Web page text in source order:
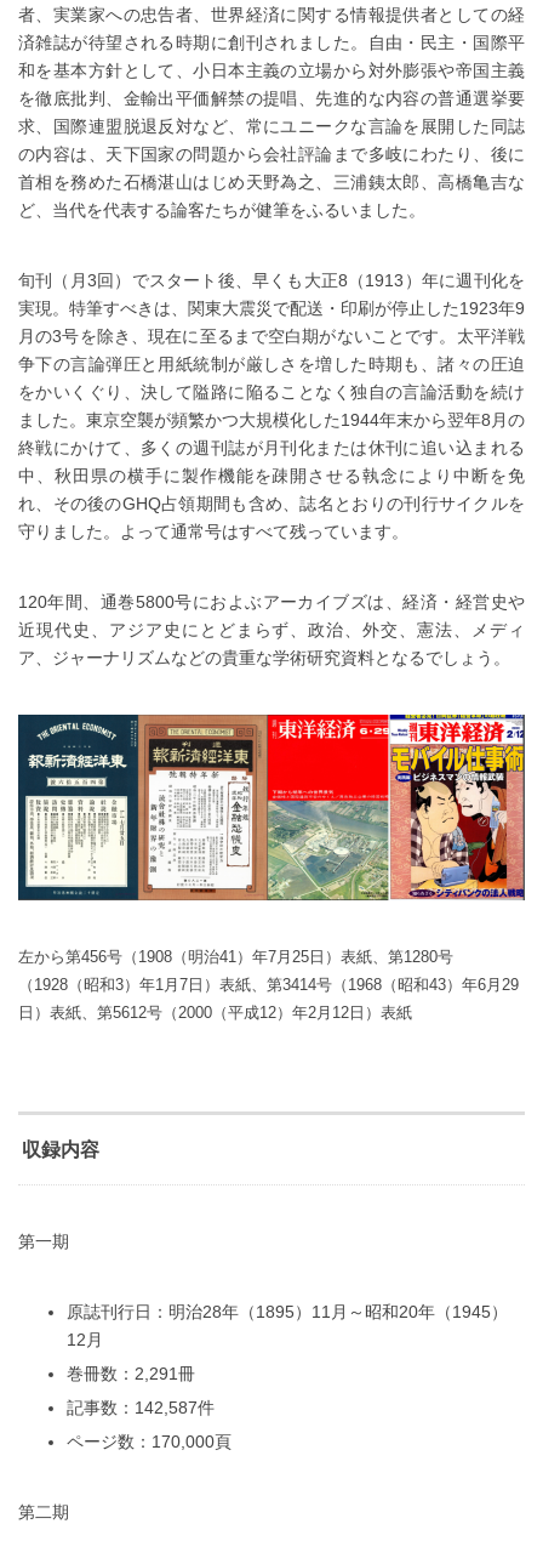
者、実業家への忠告者、世界経済に関する情報提供者としての経
済雑誌が待望される時期に創刊されました。自由・民主・国際平
和を基本方針として、小日本主義の立場から対外膨張や帝国主義
を徹底批判、金輸出平価解禁の提唱、先進的な内容の普通選挙要
求、国際連盟脱退反対など、常にユニークな言論を展開した同誌
の内容は、天下国家の問題から会社評論まで多岐にわたり、後に
首相を務めた石橋湛山はじめ天野為之、三浦銕太郎、高橋亀吉な
ど、当代を代表する論客たちが健筆をふるいました。
旬刊（月3回）でスタート後、早くも大正8（1913）年に週刊化を
実現。特筆すべきは、関東大震災で配送・印刷が停止した1923年9
月の3号を除き、現在に至るまで空白期がないことです。太平洋戦
争下の言論弾圧と用紙統制が厳しさを増した時期も、諸々の圧迫
をかいくぐり、決して隘路に陥ることなく独自の言論活動を続け
ました。東京空襲が頻繁かつ大規模化した1944年末から翌年8月の
終戦にかけて、多くの週刊誌が月刊化または休刊に追い込まれる
中、秋田県の横手に製作機能を疎開させる執念により中断を免
れ、その後のGHQ占領期間も含め、誌名とおりの刊行サイクルを
守りました。よって通常号はすべて残っています。
120年間、通巻5800号におよぶアーカイブズは、経済・経営史や
近現代史、アジア史にとどまらず、政治、外交、憲法、メディ
ア、ジャーナリズムなどの貴重な学術研究資料となるでしょう。
左から第456号（1908（明治41）年7月25日）表紙、第1280号
（1928（昭和3）年1月7日）表紙、第3414号（1968（昭和43）年6月29
日）表紙、第5612号（2000（平成12）年2月12日）表紙
収録内容
第一期
原誌刊行日：明治28年（1895）11月～昭和20年（1945）
12月
巻冊数：2,291冊
記事数：142,587件
ページ数：170,000頁
第二期